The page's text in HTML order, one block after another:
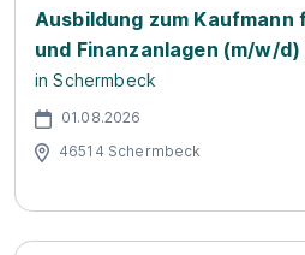
Ausbildung zum
und Finanzanlagen (m/w/
in Schermbeck
01.08.2026
46514 Schermbeck